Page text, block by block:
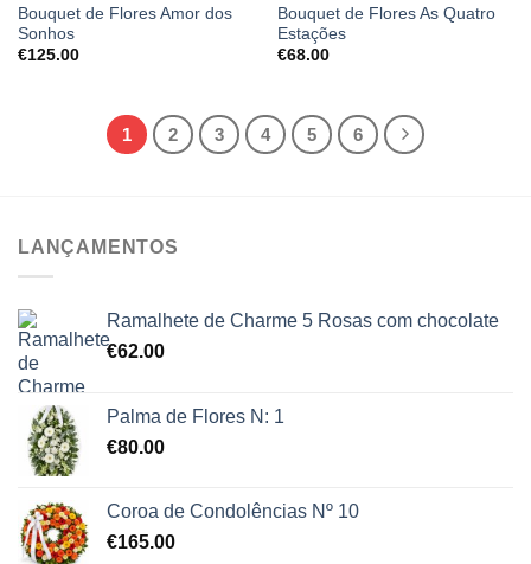
Bouquet de Flores Amor dos
Sonhos
€125.00
Bouquet de Flores As Quatro
Estações
€68.00
1 2 3 4 5 6
LANÇAMENTOS
Ramalhete de Charme 5 Rosas com chocolate
€62.00
Palma de Flores N: 1
€80.00
Coroa de Condolências Nº 10
€165.00